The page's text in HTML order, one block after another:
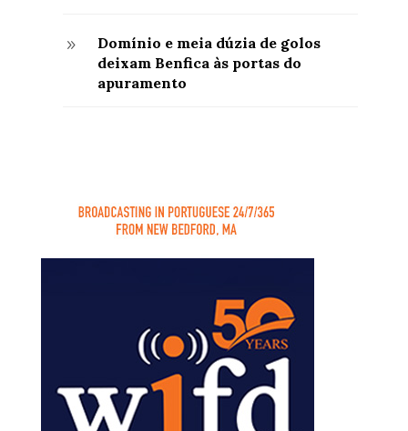
9
Domínio e meia dúzia de golos
deixam Benfica às portas do
apuramento